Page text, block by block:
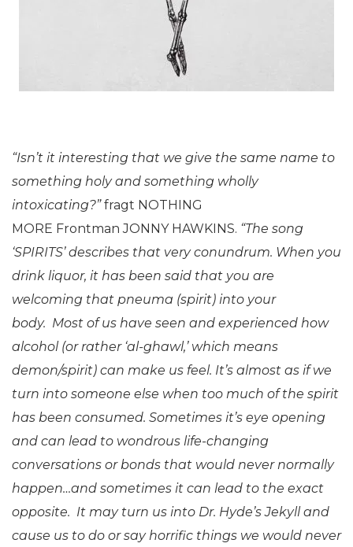
“Isn’t it interesting that we give the same name to
something holy and something wholly
intoxicating?”fragt NOTHING
MORE Frontman JONNY HAWKINS. “The song
‘SPIRITS’ describes that very conundrum. When you
drink liquor, it has been said that you are
welcoming that pneuma (spirit) into your
body. Most of us have seen and experienced how
alcohol (or rather ‘al-ghawl,’ which means
demon/spirit) can make us feel. It’s almost as if we
turn into someone else when too much of the spirit
has been consumed. Sometimes it’s eye opening
and can lead to wondrous life-changing
conversations or bonds that would never normally
happen…and sometimes it can lead to the exact
opposite. It may turn us into Dr. Hyde’s Jekyll and
cause us to do or say horrific things we would never